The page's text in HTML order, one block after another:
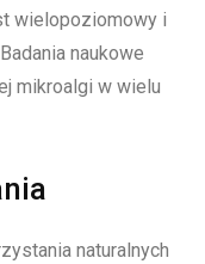
wielopoziomowy i
naukowe
mikroalgi w wielu
naturalnych